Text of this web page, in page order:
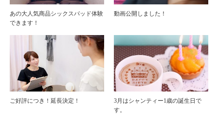
あの大人気商品シックスパッド体験
できます！
動画公開しました！
ご好評につき！延長決定！
3月はシャンティー1歳の誕生日で
す。